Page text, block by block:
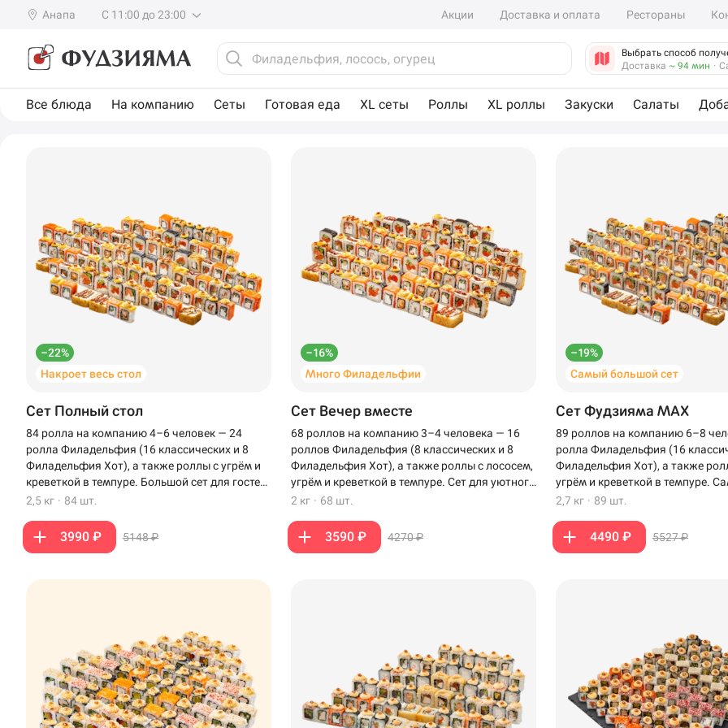
Анапа С 11:00 до 23:00 Акции Доставка и оплата Рестораны
Выбрать способ
Доставка ~ 94 мин ·
Все блюда На компанию Сеты Готовая еда XL сеты Роллы XL роллы Закуски Салаты
–22%
Накроет весь стол
Сет Полный стол
84 ролла на компанию 4–6 человек — 24
ролла Филадельфия (16 классических и 8
Филадельфия Хот), а также роллы с угрём и
креветкой в темпуре. Большой сет для гостей,
чтобы накрыть полный стол.
2,5 кг · 84 шт.
3990 ₽ 5148 ₽
–16%
Много Филадельфии
Сет Вечер вместе
68 роллов на компанию 3–4 человека — 16
роллов Филадельфия (8 классических и 8
Филадельфия Хот), а также роллы с лососем,
угрём и креветкой в темпуре. Сет для уютного
вечера с близкими.
2 кг · 68 шт.
3590 ₽ 4270 ₽
–19%
Самый большой сет
Сет Фудзияма MAX
89 роллов на компанию 6–8
ролла Филадельфия (16
Филадельфия Хот), а также
угрём и креветкой в темпуре.
сет для компании, когда
2,7 кг · 89 шт.
4490 ₽ 5527 ₽